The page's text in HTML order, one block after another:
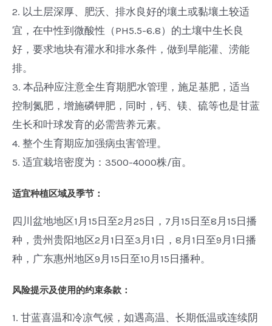
2. 以土层深厚、肥沃、排水良好的壤土或黏壤土较适
宜，在中性到微酸性（PH5.5-6.8）的土壤中生长良
好，要求地块有灌水和排水条件，做到旱能灌、涝能
排。
3. 本品种应注意全生育期肥水管理，施足基肥，适当
控制氮肥，增施磷钾肥，同时，钙、镁、硫等也是甘蓝
生长和叶球发育的必需营养元素。
4. 整个生育期应加强病虫害管理。
5. 适宜栽培密度为：3500-4000株/亩。
适宜种植区域及季节：
四川盆地地区1月15日至2月25日，7月15日至8月15日播
种，贵州贵阳地区2月1日至3月1日，8月1日至9月1日播
种，广东惠州地区9月15日至10月15日播种。
风险提示及使用的约束条款：
1. 甘蓝喜温和冷凉气候，如遇高温、长期低温或连续阴